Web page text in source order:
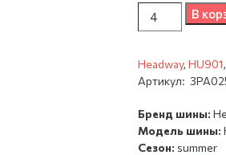
Количество
В
Headway,HU901
Артикул:
Бренд шины:
Модель шины:
Сезон: summer